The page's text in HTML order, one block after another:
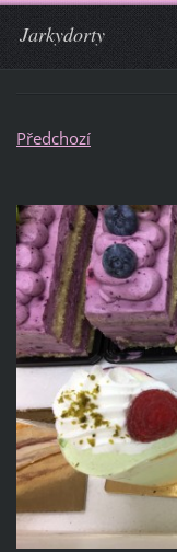
Jarkydorty
Předchozí